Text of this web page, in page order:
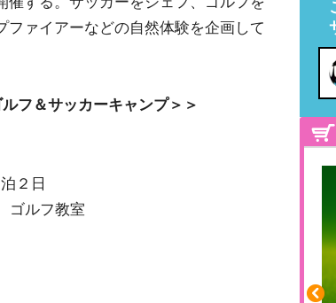
ァイアーなどの自然体験を企画して
フ＆サッカーキャンプ＞＞
２日
ゴルフ教室